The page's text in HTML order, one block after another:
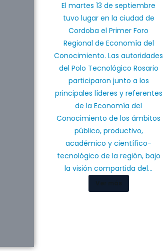
El martes 13 de septiembre
tuvo lugar en la ciudad de
Cordoba el Primer Foro
Regional de Economía del
Conocimiento. Las autoridades
del Polo Tecnológico Rosario
participaron junto a los
principales líderes y referentes
de la Economía del
Conocimiento de los ámbitos
público, productivo,
académico y científico-
tecnológico de la región, bajo
la visión compartida del…